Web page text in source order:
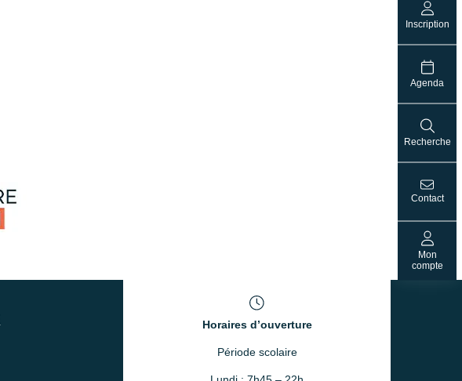
Inscription
Agenda
Recherche
Contact
Mon
compte
Horaires d’ouverture
Période scolaire